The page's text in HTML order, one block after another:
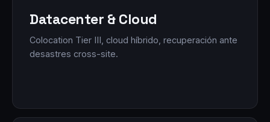
Datacenter & Cloud
Colocation Tier III, cloud híbrido, recuperación ante
desastres cross-site.